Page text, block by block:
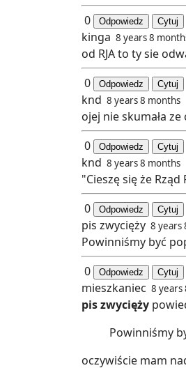
0
Odpowiedz Cytuj
kinga 8 years 8
od RJA to ty sie
0
Odpowiedz Cytuj
knd 8 years 8 months
ojej nie skumała
0
Odpowiedz Cytuj
knd 8 years 8 months
"Cieszę się że
0
Odpowiedz Cytuj
pis zwycięży 8 years
Powinniśmy być
0
Odpowiedz Cytuj
mieszkaniec 8 years
pis zwycięży
Powinniśmy
oczywiście mam